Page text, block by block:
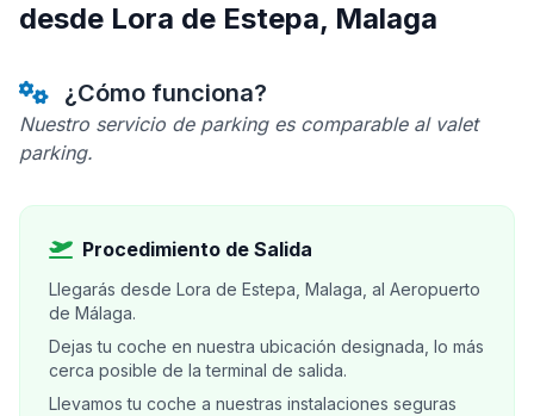
desde Lora de Estepa, Malaga
¿Cómo funciona?
Nuestro servicio de parking es comparable al valet
parking.
Procedimiento de Salida
Llegarás desde Lora de Estepa, Malaga, al Aeropuerto
de Málaga.
Dejas tu coche en nuestra ubicación designada, lo más
cerca posible de la terminal de salida.
Llevamos tu coche a nuestras instalaciones seguras